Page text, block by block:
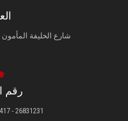
شارع الخليفة المأمون
رقم
26831231 - 26831417 - 26831474